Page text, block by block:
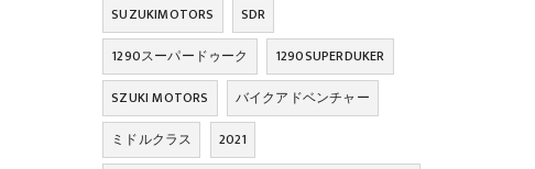
SUZUKIMOTORS
SDR
1290スーパードゥーク
1290SUPERDUKER
SZUKI MOTORS
バイクアドベンチャー
ミドルクラス
2021